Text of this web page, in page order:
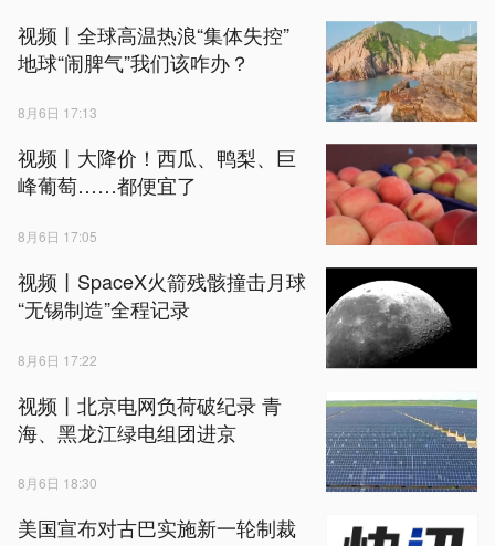
视频丨全球高温热浪“集体失控”
地球“闹脾气”我们该咋办？
8月6日 17:13
视频丨大降价！西瓜、鸭梨、巨
峰葡萄……都便宜了
8月6日 17:05
视频丨SpaceX火箭残骸撞击月球
“无锡制造”全程记录
8月6日 17:22
视频丨北京电网负荷破纪录 青
海、黑龙江绿电组团进京
8月6日 18:30
美国宣布对古巴实施新一轮制裁